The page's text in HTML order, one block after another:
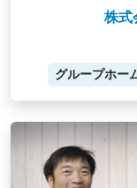
株式
グループホー